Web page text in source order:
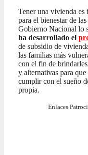
Tener una vivienda es
para el bienestar de
Gobierno Nacional lo
ha desarrollado el
de subsidio de
las familias más
con el fin de
y alternativas para que
cumplir con el sueño
propia.
Enlaces